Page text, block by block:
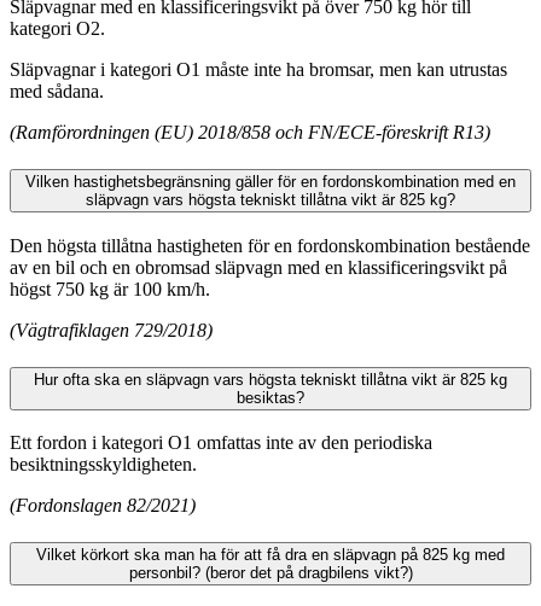
Släpvagnar med en klassificeringsvikt på över 750 kg hör till
kategori O2.
Släpvagnar i kategori O1 måste inte ha bromsar, men kan utrustas
med sådana.
(Ramförordningen (EU) 2018/858 och FN/ECE-föreskrift R13)
Vilken hastighetsbegränsning gäller för en fordonskombination med en
släpvagn vars högsta tekniskt tillåtna vikt är 825 kg?
Den högsta tillåtna hastigheten för en fordonskombination bestående
av en bil och en obromsad släpvagn med en klassificeringsvikt på
högst 750 kg är 100 km/h.
(Vägtrafiklagen 729/2018)
Hur ofta ska en släpvagn vars högsta tekniskt tillåtna vikt är 825 kg
besiktas?
Ett fordon i kategori O1 omfattas inte av den periodiska
besiktningsskyldigheten.
(Fordonslagen 82/2021)
Vilket körkort ska man ha för att få dra en släpvagn på 825 kg med
personbil? (beror det på dragbilens vikt?)